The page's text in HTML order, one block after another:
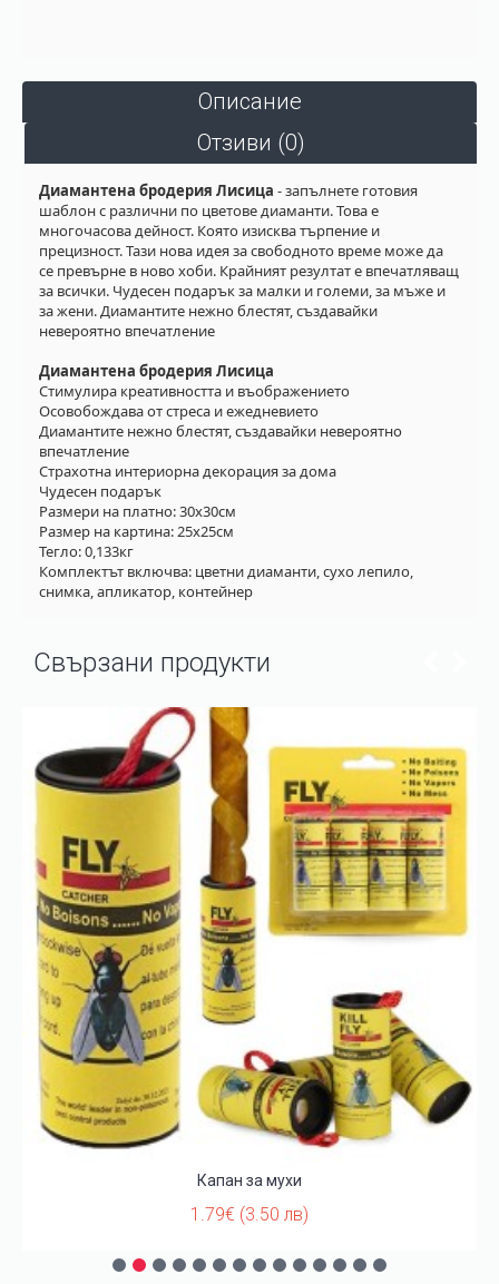
Описание
Отзиви (0)
Диамантена бродерия Лисица - запълнете готовия
шаблон с различни по цветове диаманти. Това е
многочасова дейност. Която изисква търпение и
прецизност. Тази нова идея за свободното време може да
се превърне в ново хоби. Крайният резултат е впечатляващ
за всички. Чудесен подарък за малки и големи, за мъже и
за жени. Диамантите нежно блестят, създавайки
невероятно впечатление
Диамантена бродерия Лисица
Стимулира креативността и въображението
Осовобождава от стреса и ежедневието
Диамантите нежно блестят, създавайки невероятно
впечатление
Страхотна интериорна декорация за дома
Чудесен подарък
Размери на платно: 30х30см
Размер на картина: 25х25см
Тегло: 0,133кг
Комплектът включва: цветни диаманти, сухо лепило,
снимка, апликатор, контейнер
Свързани продукти
Капан за мухи
1.79€ (3.50 лв)